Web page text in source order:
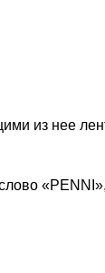
из нее